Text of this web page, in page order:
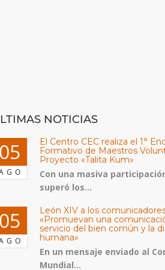
NOTICIAS
El Centro CEC realiza el 1°
Formativo de Maestros
Proyecto «Talita Kum»
Con una masiva
superó los...
León XIV a los
«Promuevan una
servicio del bien común y la
humana»
En un mensaje enviado al
Mundial...